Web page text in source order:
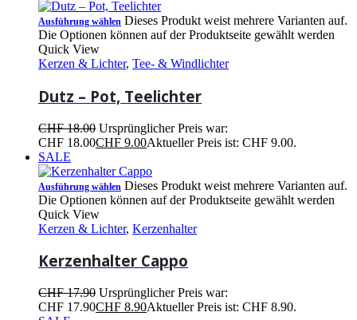
Ausführung wählen Dieses Produkt weist mehrere Varianten auf.
Die Optionen können auf der Produktseite gewählt werden
Quick View
Kerzen & Lichter, Tee- & Windlichter
Dutz – Pot, Teelichter
CHF18.00 Ursprünglicher Preis war:
CHF 18.00CHF 9.00Aktueller Preis ist: CHF 9.00.
SALE
Ausführung wählen Dieses Produkt weist mehrere Varianten auf.
Die Optionen können auf der Produktseite gewählt werden
Quick View
Kerzen & Lichter, Kerzenhalter
Kerzenhalter Cappo
CHF17.90 Ursprünglicher Preis war:
CHF 17.90CHF 8.90Aktueller Preis ist: CHF 8.90.